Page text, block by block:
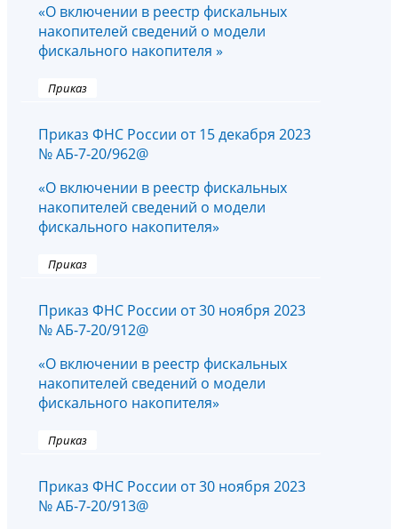
«О включении в реестр фискальных
накопителей сведений о модели
фискального накопителя »
Приказ
Приказ ФНС России от 15 декабря 2023
№ АБ-7-20/962@
«О включении в реестр фискальных
накопителей сведений о модели
фискального накопителя»
Приказ
Приказ ФНС России от 30 ноября 2023
№ АБ-7-20/912@
«О включении в реестр фискальных
накопителей сведений о модели
фискального накопителя»
Приказ
Приказ ФНС России от 30 ноября 2023
№ АБ-7-20/913@